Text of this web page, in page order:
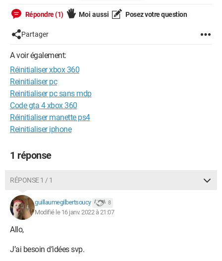
Guillaume
Répondre (1) Moi aussi Posez votre question
Partager
A voir également:
Réinitialiser xbox 360
Reinitialiser pc
Reinitialiser pc sans mdp
Code gta 4 xbox 360
Réinitialiser manette ps4
Reinitialiser iphone
1 réponse
RÉPONSE 1 / 1
guillaumegilbertsoucy 8
Modifié le 16 janv. 2022 à 21:07
Allo,
J’ai besoin d’idées svp.